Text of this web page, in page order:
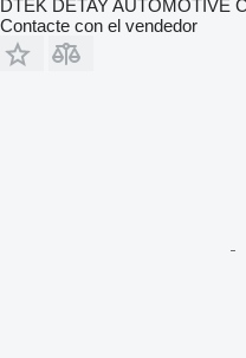
DTEK DETAY AUTOMOTIVE
Contacte con el vendedor